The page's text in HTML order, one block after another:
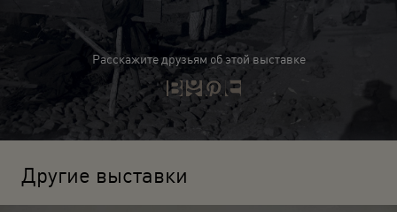
Расскажите друзьям об этой выставке
Другие выставки